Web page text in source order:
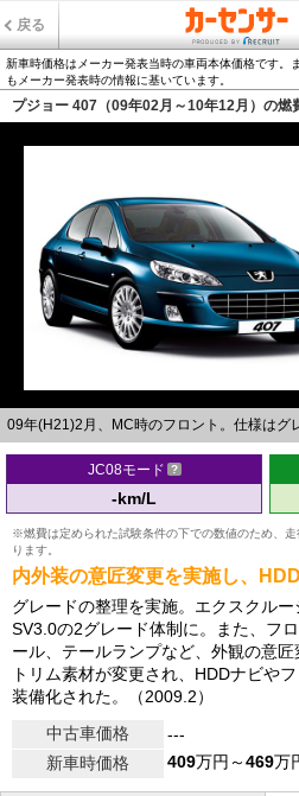
戻る
新車時価格はメーカー発表当時の車両本体価格です。
もメーカー発表時の情報に基いています。
プジョー 407（09年02月～10年12月）の燃
09年(H21)2月、MC時のフロント。仕様はグ
JC08モード
-km/L
※燃費は定められた試験条件の下での数値のため、
ります。
内外装の意匠変更を実施し、
グレードの整理を実施。エクスクル
SV3.0の2グレード体制に。また、フ
ール、テールランプなど、外観の意
トリム素材が変更され、HDDナビや
装備化された。（2009.2）
中古車価格
---
新車時価格
409万円～469万